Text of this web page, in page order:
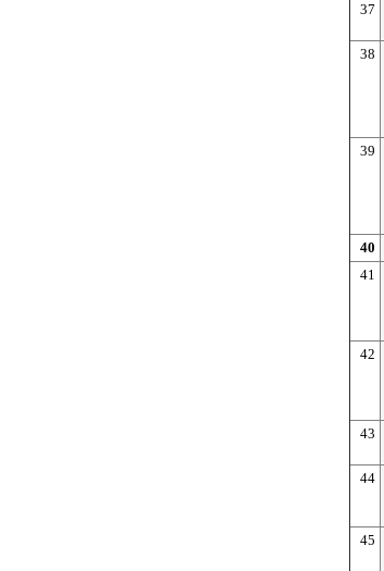
37
38
39
40
41
42
43
44
45